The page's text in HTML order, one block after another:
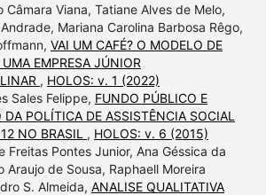
Câmara Viana, Tatiane Alves de Melo,
Mariana Carolina Barbosa Rêgo,
VAI UM CAFÉ? O MODELO DE
EMPRESA JÚNIOR
, HOLOS: v. 1 (2022)
Sales Felippe, FUNDO PÚBLICO E
POLÍTICA DE ASSISTÊNCIA SOCIAL
NO BRASIL , HOLOS: v. 6 (2015)
Freitas Pontes Junior, Ana Géssica da
Araujo de Sousa, Raphaell Moreira
S. Almeida, ANALISE QUALITATIVA